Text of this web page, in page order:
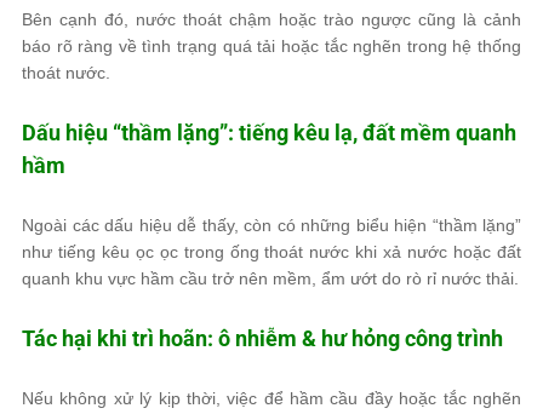
Bên cạnh đó, nước thoát chậm hoặc trào ngược cũng là cảnh
báo rõ ràng về tình trạng quá tải hoặc tắc nghẽn trong hệ thống
thoát nước.
Dấu hiệu “thầm lặng”: tiếng kêu lạ, đất mềm quanh
hầm
Ngoài các dấu hiệu dễ thấy, còn có những biểu hiện “thầm lặng”
như tiếng kêu ọc ọc trong ống thoát nước khi xả nước hoặc đất
quanh khu vực hầm cầu trở nên mềm, ẩm ướt do rò rỉ nước thải.
Tác hại khi trì hoãn: ô nhiễm & hư hỏng công trình
Nếu không xử lý kịp thời, việc để hầm cầu đầy hoặc tắc nghẽn